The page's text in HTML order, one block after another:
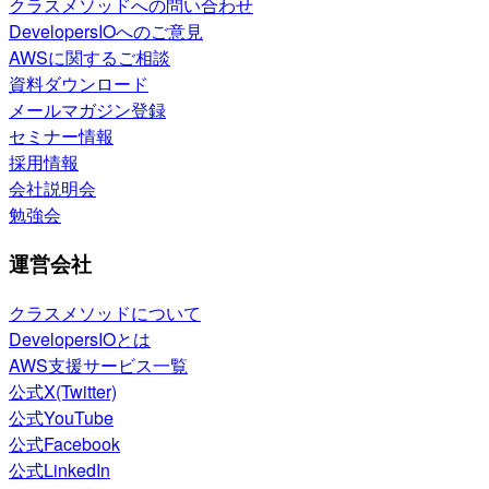
クラスメソッドへの問い合わせ
DevelopersIOへのご意見
AWSに関するご相談
資料ダウンロード
メールマガジン登録
セミナー情報
採用情報
会社説明会
勉強会
運営会社
クラスメソッドについて
DevelopersIOとは
AWS支援サービス一覧
公式X(Twitter)
公式YouTube
公式Facebook
公式LinkedIn